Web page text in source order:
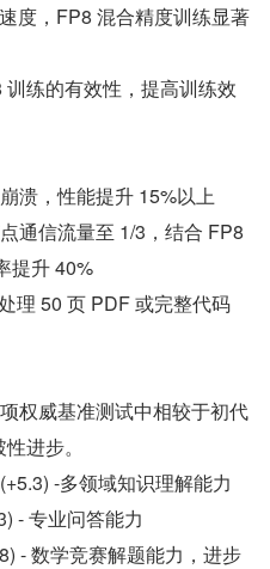
度，FP8 混合精度训练显著
练的有效性，提高训练效
溃，性能提升 15%以上
通信流量至 1/3，结合 FP8
提升 40%
理 50 页 PDF 或完整代码
权威基准测试中相较于初代
进步。
-多领域知识理解能力
- 专业问答能力
- 数学竞赛解题能力，进步